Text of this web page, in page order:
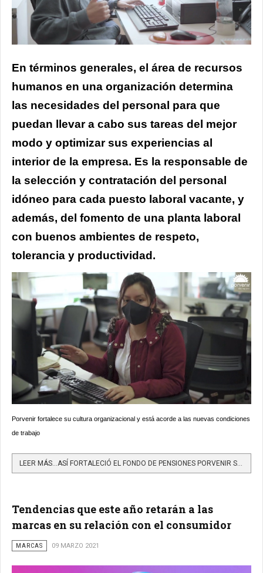
En términos generales, el área de recursos
humanos en una organización determina
las necesidades del personal para que
puedan llevar a cabo sus tareas del mejor
modo y optimizar sus experiencias al
interior de la empresa. Es la responsable de
la selección y contratación del personal
idóneo para cada puesto laboral vacante, y
además, del fomento de una planta laboral
con buenos ambientes de respeto,
tolerancia y productividad.
Porvenir fortalece su cultura organizacional y está acorde a las nuevas condiciones
de trabajo
LEER MÁS…ASÍ FORTALECIÓ EL FONDO DE PENSIONES PORVENIR SU TALENTO HUMANO Y LOS NUEVOS MODELOS DE TRABAJO EN...
Tendencias que este año retarán a las
marcas en su relación con el consumidor
MARCAS 09 MARZO 2021